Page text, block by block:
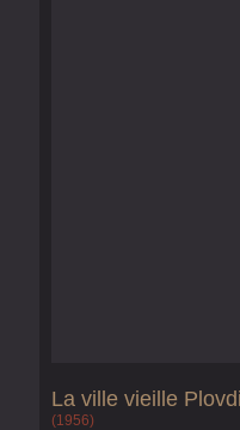
La ville vieille
(1956)